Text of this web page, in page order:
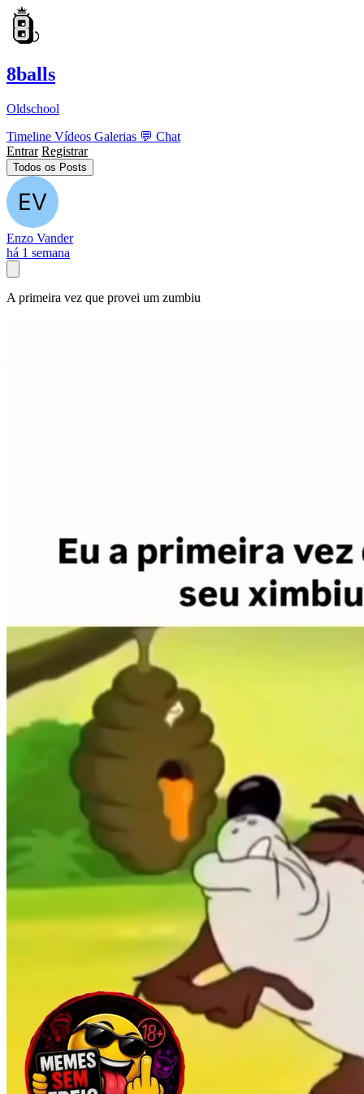
8balls
Oldschool
Timeline Vídeos Galerias 💬 Chat
Entrar Registrar
Todos os Posts
Enzo Vander
há 1 semana
A primeira vez que provei um zumbiu